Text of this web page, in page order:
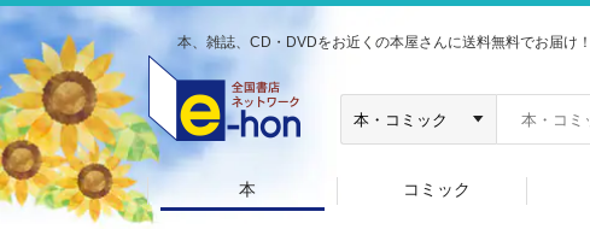
本、雑誌、CD・DVDをお近くの本屋さんに送料無料でお届け！
本 コミック